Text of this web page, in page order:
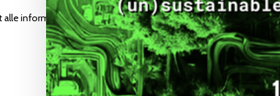
alle informatie hier terug
Lees
Meetup
Symbionts